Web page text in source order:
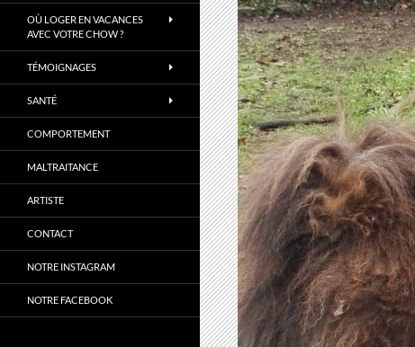
OÙ LOGER EN VACANCES
AVEC VOTRE CHOW ?
TÉMOIGNAGES
SANTÉ
COMPORTEMENT
MALTRAITANCE
ARTISTE
CONTACT
NOTRE INSTAGRAM
NOTRE FACEBOOK